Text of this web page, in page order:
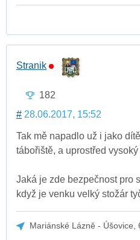
Stranik
182
# 28.06.2017, 15:52
Tak mě napadlo už i jako
tábořiště, a uprostřed
Jaká je zde bezpečnost pro
když je venku velký stožár
Mariánské Lázně - Úšovice,